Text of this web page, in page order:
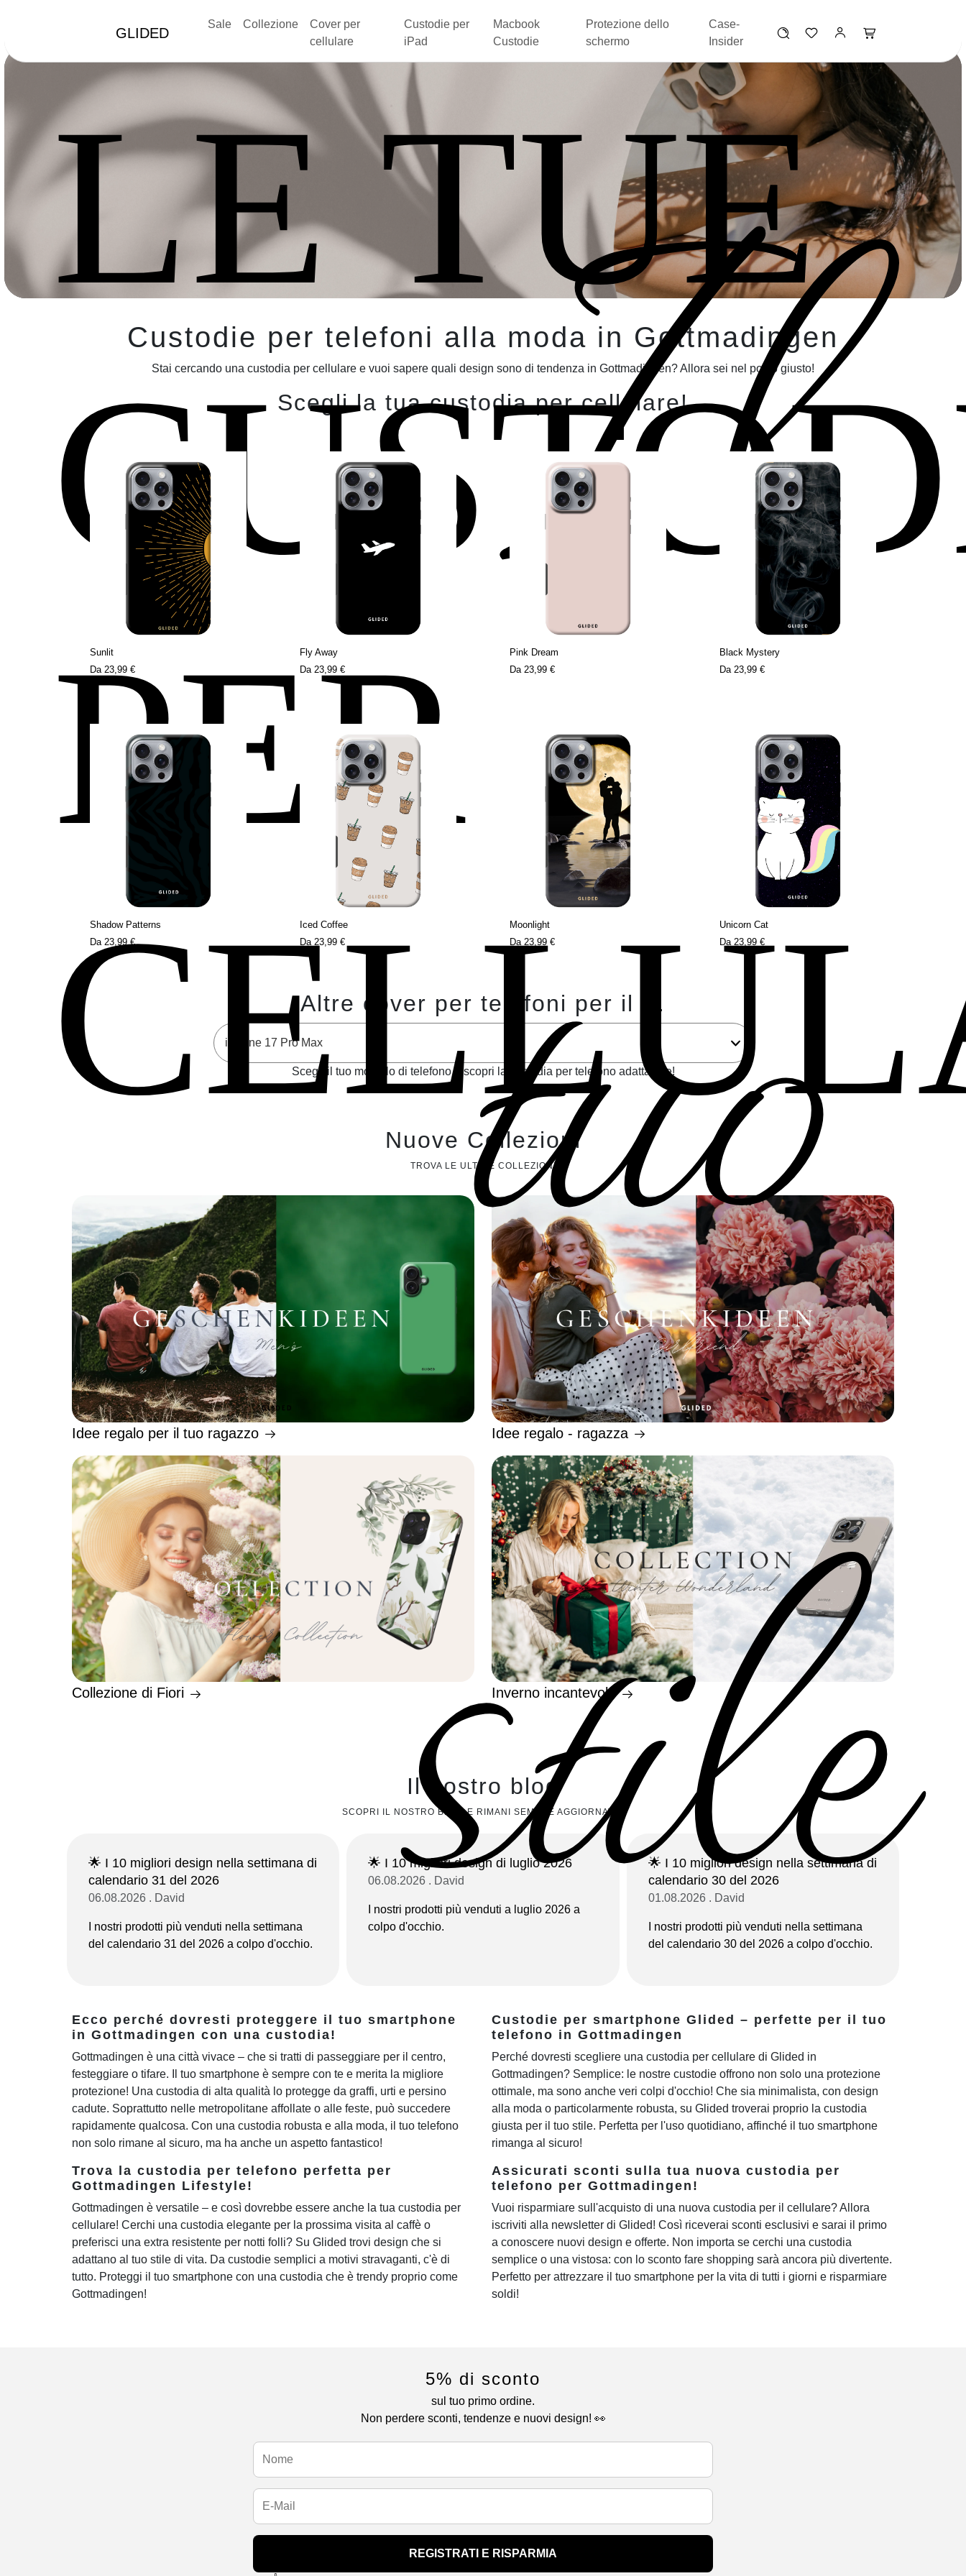
GLIDED
Sale Collezione
Cover per
cellulare
Custodie per
iPad
Macbook
Custodie
Protezione dello
schermo
Case-
Insider
LE TUE
PER
Il
tuo
stile
Custodie per telefoni alla moda in Gottmadingen
Stai cercando una custodia per cellulare e vuoi sapere quali design sono di tendenza in Gottmadingen? Allora sei nel posto giusto!
Scegli la tua custodia per cellulare!
Sunlit
Da 23,99 €
Fly Away
Da 23,99 €
Pink Dream
Da 23,99 €
Black Mystery
Da 23,99 €
Shadow Patterns
Da 23,99 €
Iced Coffee
Da 23,99 €
Moonlight
Da 23,99 €
Unicorn Cat
Da 23,99 €
Altre cover per telefoni per il ...
Scegli il tuo modello di telefono e scopri la custodia per telefono adatta a te!
Nuove Collezioni
TROVA LE ULTIME COLLEZIONI
Idee regalo per il tuo ragazzo Idee regalo - ragazza
Collezione di Fiori Inverno incantevole
Il nostro blog
SCOPRI IL NOSTRO BLOG E RIMANI SEMPRE AGGIORNATO!
🌟 I 10 migliori design nella settimana di
calendario 31 del 2026
06.08.2026 . David
I nostri prodotti più venduti nella settimana
del calendario 31 del 2026 a colpo d'occhio.
🌟 I 10 migliori design di luglio 2026
06.08.2026 . David
I nostri prodotti più venduti a luglio 2026 a
colpo d'occhio.
🌟 I 10 migliori design nella settimana di
calendario 30 del 2026
01.08.2026 . David
I nostri prodotti più venduti nella settimana
del calendario 30 del 2026 a colpo d'occhio.
Ecco perché dovresti proteggere il tuo smartphone
in Gottmadingen con una custodia!
Gottmadingen è una città vivace – che si tratti di passeggiare per il centro,
festeggiare o tifare. Il tuo smartphone è sempre con te e merita la migliore
protezione! Una custodia di alta qualità lo protegge da graffi, urti e persino
cadute. Soprattutto nelle metropolitane affollate o alle feste, può succedere
rapidamente qualcosa. Con una custodia robusta e alla moda, il tuo telefono
non solo rimane al sicuro, ma ha anche un aspetto fantastico!
Custodie per smartphone Glided – perfette per il tuo
telefono in Gottmadingen
Perché dovresti scegliere una custodia per cellulare di Glided in
Gottmadingen? Semplice: le nostre custodie offrono non solo una protezione
ottimale, ma sono anche veri colpi d'occhio! Che sia minimalista, con design
alla moda o particolarmente robusta, su Glided troverai proprio la custodia
giusta per il tuo stile. Perfetta per l'uso quotidiano, affinché il tuo smartphone
rimanga al sicuro!
Trova la custodia per telefono perfetta per
Gottmadingen Lifestyle!
Gottmadingen è versatile – e così dovrebbe essere anche la tua custodia per
cellulare! Cerchi una custodia elegante per la prossima visita al caffè o
preferisci una extra resistente per notti folli? Su Glided trovi design che si
adattano al tuo stile di vita. Da custodie semplici a motivi stravaganti, c'è di
tutto. Proteggi il tuo smartphone con una custodia che è trendy proprio come
Gottmadingen!
Assicurati sconti sulla tua nuova custodia per
telefono per Gottmadingen!
Vuoi risparmiare sull'acquisto di una nuova custodia per il cellulare? Allora
iscriviti alla newsletter di Glided! Così riceverai sconti esclusivi e sarai il primo
a conoscere nuovi design e offerte. Non importa se cerchi una custodia
semplice o una vistosa: con lo sconto fare shopping sarà ancora più divertente.
Perfetto per attrezzare il tuo smartphone per la vita di tutti i giorni e risparmiare
soldi!
5% di sconto
sul tuo primo ordine.
Non perdere sconti, tendenze e nuovi design! 👀
REGISTRATI E RISPARMIA